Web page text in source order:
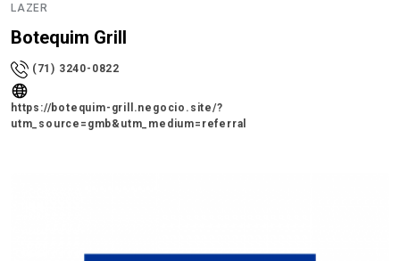
LAZER
Botequim Grill
(71) 3240-0822
https://botequim-grill.negocio.site/?
utm_source=gmb&utm_medium=referral